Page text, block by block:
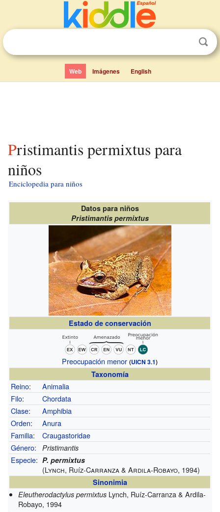
Web Imágenes English
Pristimantis permixtus para
niños
Enciclopedia para niños
Datos para niños
Pristimantis permixtus
Estado de conservación
Preocupación menor (UICN 3.1)
Taxonomía
Reino:
Animalia
Filo:
Chordata
Clase:
Amphibia
Orden:
Anura
Familia:
Craugastoridae
Género: Pristimantis
Especie: P. permixtus
(Lynch, Ruíz-Carranza & Ardila-Robayo, 1994)
Sinonimia
Eleutherodactylus permixtus Lynch, Ruíz-Carranza & Ardila-
Robayo, 1994